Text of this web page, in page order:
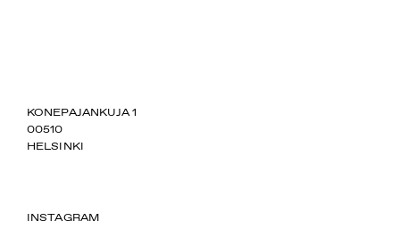
SUOMIAREENA
KONEPAJANKUJA 1
00510
HELSINKI
INSTAGRAM